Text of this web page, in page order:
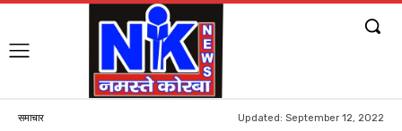
समाचार Updated: September 12, 2022